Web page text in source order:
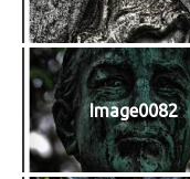
Image0082